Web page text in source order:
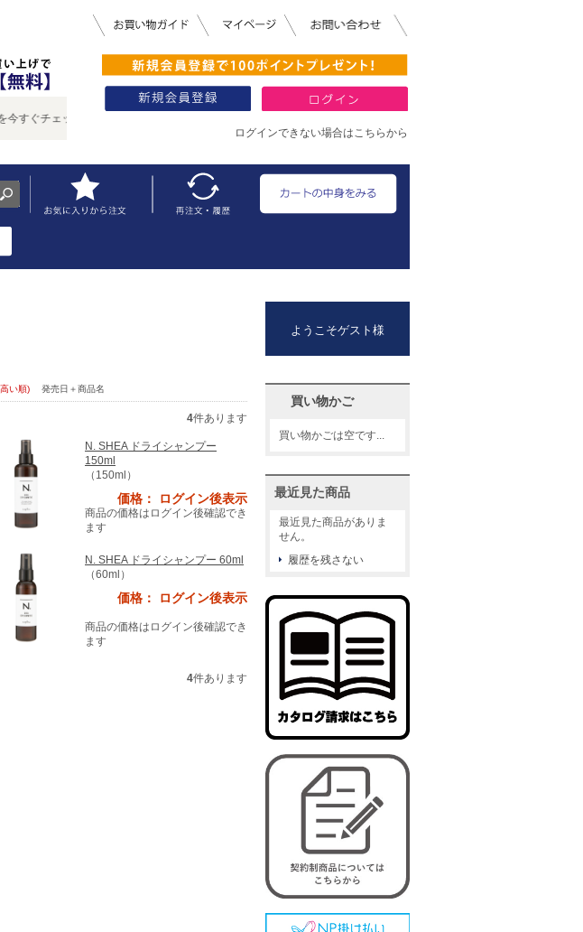
チェック♪
ログインできない場合はこちらから
い順) 発売日＋商品名
4件あります
N. SHEA ドライシャンプー
150ml
（150ml）
価格： ログイン後表示
商品の価格はログイン後確認でき
ます
N. SHEA ドライシャンプー 60ml
（60ml）
価格： ログイン後表示
商品の価格はログイン後確認でき
ます
4件あります
ようこそゲスト様
買い物かご
買い物かごは空です...
最近見た商品
最近見た商品がありま
せん。
履歴を残さない